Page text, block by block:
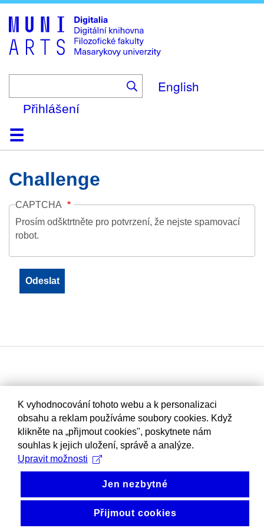
to
main
content
English
Přihlášení
DomůKolekce
Prohlížení
Vyhledávání
O platformě
Nápověda
KontaktDigitalia
Challenge
CAPTCHA
Prosím odšktrtněte pro potvrzení, že nejste spamovací
robot.
K vyhodnocování tohoto webu a k personalizaci
obsahu a reklam používáme soubory cookies. Když
klikněte na „přijmout cookies", poskytnete nám
souhlas k jejich uložení, správě a analýze.
Upravit možnosti
Jen nezbytné
Přijmout cookies